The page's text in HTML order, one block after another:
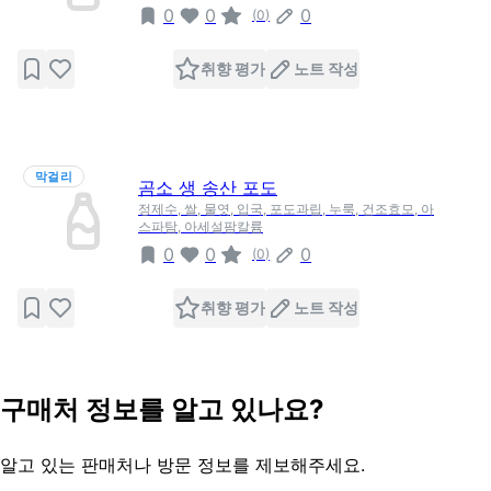
0 0 (0) 0
취향 평가 노트 작성
막걸리
곰소 생 송산 포도
정제수, 쌀, 물엿, 입국, 포도과립, 누룩, 건조효모, 아
스파탐, 아세설팜칼륨
0 0 (0) 0
취향 평가 노트 작성
구매처 정보를 알고 있나요?
알고 있는 판매처나 방문 정보를 제보해주세요.